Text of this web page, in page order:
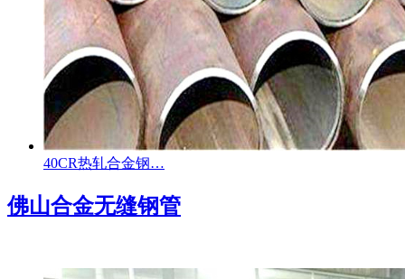
40CR热轧合金钢…
佛山合金无缝钢管